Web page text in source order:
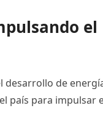
el
desarrollo de
país para impulsar